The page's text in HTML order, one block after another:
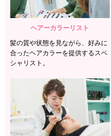
ヘアーカラーリスト
髪の質や状態を見ながら、好みに
合ったヘアカラーを提供するスペ
シャリスト。